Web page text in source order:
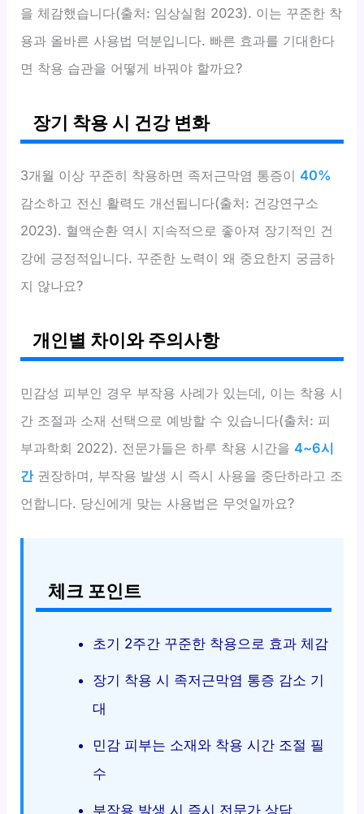
을 체감했습니다(출처: 임상실험 2023). 이는 꾸준한 착
용과 올바른 사용법 덕분입니다. 빠른 효과를 기대한다
면 착용 습관을 어떻게 바꿔야 할까요?
장기 착용 시 건강 변화
3개월 이상 꾸준히 착용하면 족저근막염 통증이40%
감소하고 전신 활력도 개선됩니다(출처: 건강연구소
2023). 혈액순환 역시 지속적으로 좋아져 장기적인 건
강에 긍정적입니다. 꾸준한 노력이 왜 중요한지 궁금하
지 않나요?
개인별 차이와 주의사항
민감성 피부인 경우 부작용 사례가 있는데, 이는 착용 시
간 조절과 소재 선택으로 예방할 수 있습니다(출처: 피
부과학회 2022). 전문가들은 하루 착용 시간을4~6시
간권장하며, 부작용 발생 시 즉시 사용을 중단하라고 조
언합니다. 당신에게 맞는 사용법은 무엇일까요?
체크 포인트
초기 2주간 꾸준한 착용으로 효과 체감
장기 착용 시 족저근막염 통증 감소 기
대
민감 피부는 소재와 착용 시간 조절 필
수
부작용 발생 시 즉시 전문가 상담